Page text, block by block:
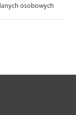
osobowych